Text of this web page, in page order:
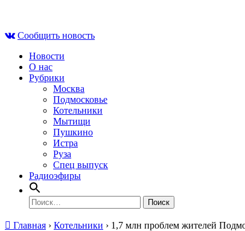
contentСообщить новость
Новости
О нас
Рубрики
Москва
Подмосковье
Котельники
Мытищи
Пушкино
Истра
Руза
Спец выпуск
Радиоэфиры
Найти:
Главная › Котельники › 1,7 млн проблем жителей